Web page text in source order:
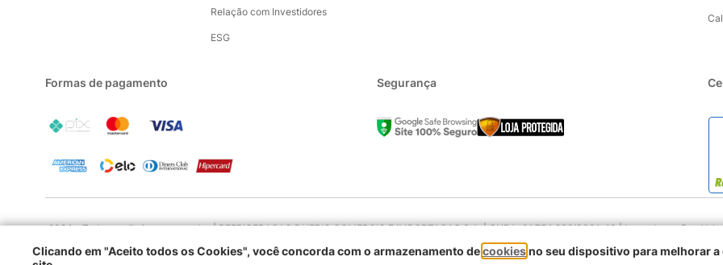
Relação com Investidores
ESG
Formas de pagamento Segurança
2024 - Todos os direitos reservados | REFRIGERACAO DUFRIO COMERCIO E IMPORTACAO S.A. | CNPJ : 01.754.239/0001-10 | Logradouro: Rua
90230-011
Clicando em "Aceito todos os Cookies", você concorda com o armazenamento decookiesno seu dispositivo para melhorar a